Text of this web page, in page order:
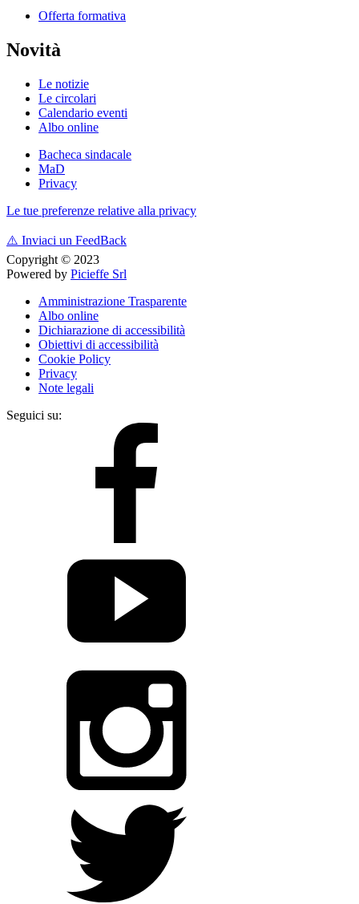
Offerta formativa
Novità
Le notizie
Le circolari
Calendario eventi
Albo online
Bacheca sindacale
MaD
Privacy
Le tue preferenze relative alla privacy
⚠️ Inviaci un FeedBack
Copyright © 2023
Powered by Picieffe Srl
Amministrazione Trasparente
Albo online
Dichiarazione di accessibilità
Obiettivi di accessibilità
Cookie Policy
Privacy
Note legali
Seguici su: